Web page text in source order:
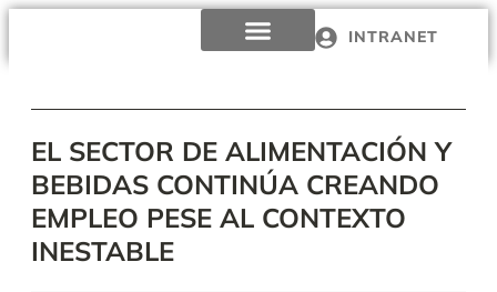
INTRANET
EL SECTOR DE ALIMENTACIÓN Y
BEBIDAS CONTINÚA CREANDO
EMPLEO PESE AL CONTEXTO
INESTABLE